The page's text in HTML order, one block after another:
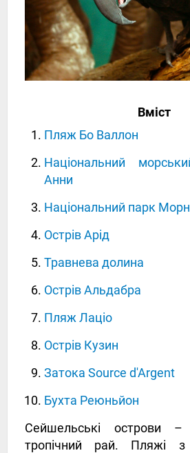
Вміст
Пляж Бо Валлон
Національний
Анни
Національний парк Морн
Острів Арід
Травнева долина
Острів Альдабра
Пляж Лаціо
Острів Кузин
Затока Source d'Argent
Бухта Реюньйон
Сейшельські острови
тропічний рай. Пляжі з